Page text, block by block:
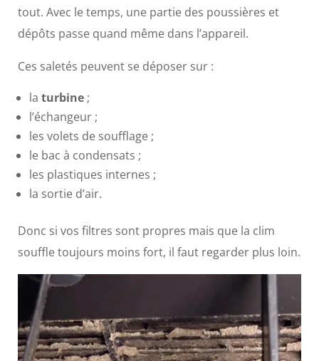
tout. Avec le temps, une partie des poussières et
dépôts passe quand même dans l’appareil.
Ces saletés peuvent se déposer sur :
la turbine ;
l’échangeur ;
les volets de soufflage ;
le bac à condensats ;
les plastiques internes ;
la sortie d’air.
Donc si vos filtres sont propres mais que la clim
souffle toujours moins fort, il faut regarder plus loin.